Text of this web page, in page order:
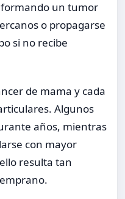
un tumor
o propagarse
si no recibe
de mama y cada
Algunos
años, mientras
con mayor
resulta tan